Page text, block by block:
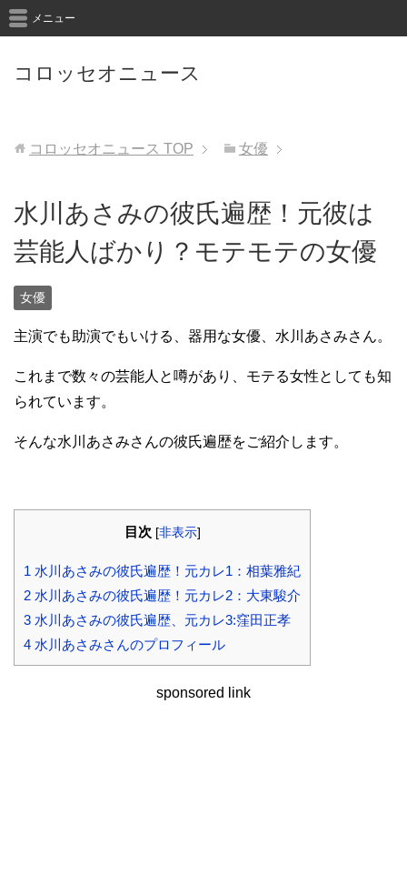
コロッセオニュース
メニュー
コロッセオニュース TOP 女優
水川あさみの彼氏遍歴！元彼は
芸能人ばかり？モテモテの女優
女優
主演でも助演でもいける、器用な女優、水川あさみさん。
これまで数々の芸能人と噂があり、モテる女性としても知
られています。
そんな水川あさみさんの彼氏遍歴をご紹介します。
目次 [非表示]
1 水川あさみの彼氏遍歴！元カレ1：相葉雅紀
2 水川あさみの彼氏遍歴！元カレ2：大東駿介
3 水川あさみの彼氏遍歴、元カレ3:窪田正孝
4 水川あさみさんのプロフィール
sponsored link